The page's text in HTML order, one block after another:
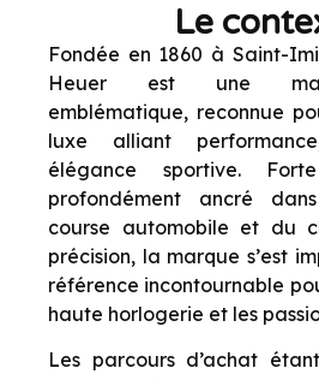
Le
Fondée en 1860 à Saint-
Heuer est une
emblématique, reconnue
luxe alliant
élégance sportive.
profondément ancré
course automobile et du
précision, la marque s’est
référence incontournable
haute horlogerie et les
Les parcours d’achat